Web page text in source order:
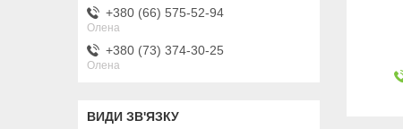
+380 (66) 575-52-94
Олена
+380 (73) 374-30-25
Олена